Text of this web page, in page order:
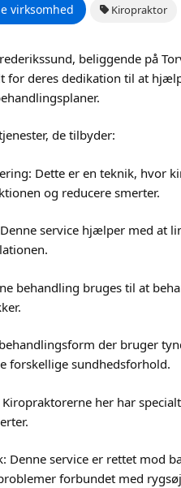
virksomhed Kiropraktor
beliggende på
for deres dedikation til at
de tilbyder:
Dette er en teknik, hvor
og reducere smerter.
service hjælper med at
behandling bruges til at
der bruger
forskellige sundhedsforhold.
her har
Denne service er rettet mod
forbundet med